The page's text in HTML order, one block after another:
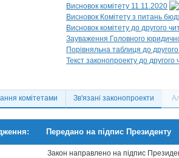
Висновок комітету 11.11.2020
Висновок Комітету з питань
Висновок комітету до другого
Зауваження Головного
Порівняльна таблиця до
Текст законопроекту до
комітетами Зв'язані законопроекти
Передано на підпис Президенту
Закон направлено на підпис